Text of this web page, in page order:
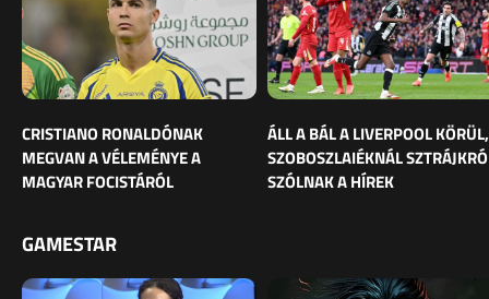
CRISTIANO RONALDÓNAK
MEGVAN A VÉLEMÉNYE A
MAGYAR FOCISTÁRÓL
ÁLL A BÁL A LIVERPOOL KÖRÜL,
SZOBOSZLAIÉKNÁL
SZÓLNAK A HÍREK
GAMESTAR